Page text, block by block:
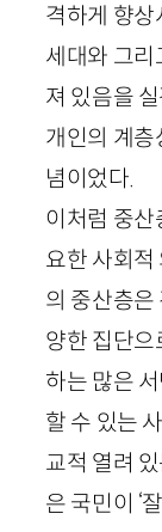
격하게 향상
세대와 그리
져 있음을
개인의 계층
념이었다.
이처럼 중산
요한 사회적
의 중산층은
양한 집단으
하는 많은
할 수 있는
교적 열려
은 국민이 ‘